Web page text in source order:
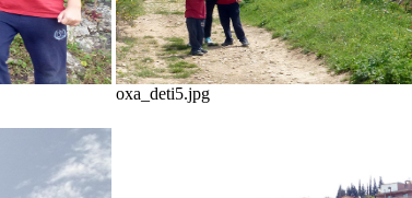
oxa_deti5.jpg